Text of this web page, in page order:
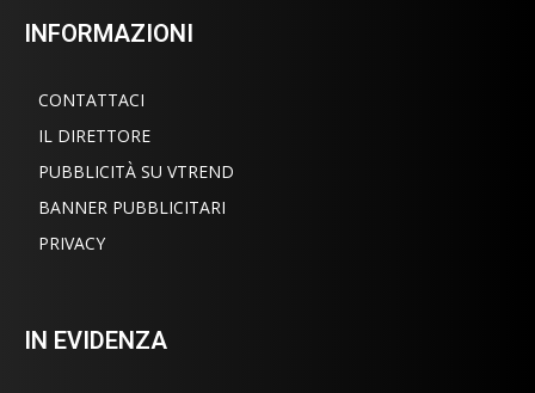
INFORMAZIONI
CONTATTACI
IL DIRETTORE
PUBBLICITÀ SU VTREND
BANNER PUBBLICITARI
PRIVACY
IN EVIDENZA